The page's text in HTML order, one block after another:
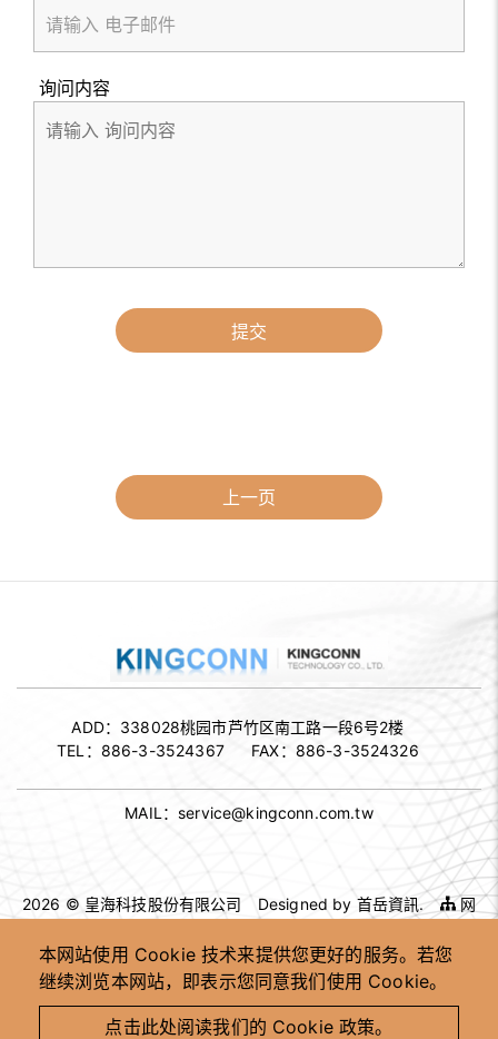
询问内容
提交
上一页
本网站使用 Cookie 技术来提供您更好的服务。若您
继续浏览本网站，即表示您同意我们使用 Cookie。
点击此处阅读我们的 Cookie 政策。
ADD： 338028桃园市芦竹区南工路一段6号2楼
TEL： 886-3-3524367 FAX： 886-3-3524326
MAIL：service@kingconn.com.tw
2026 © 皇海科技股份有限公司 Designed by 首岳資訊.
网
高速连接器供应商
高速连接器 OEM ODM
客制化连接器制造商
台湾高速连接器工厂
高速讯号连接器供应商
工业用连接器制造商